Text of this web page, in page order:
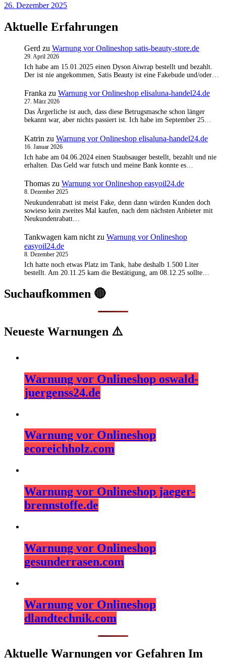
26. Dezember 2025
Aktuelle Erfahrungen
Gerd zu Warnung vor Onlineshop satis-beauty-store.de
29. April 2026
Ich habe am 15.01.2025 einen Dyson Aiwrap bestellt und bezahlt.
Der ist nie angekommen, Satis Beauty ist eine Fakebude und/oder…
Franka zu Warnung vor Onlineshop elisaluna-handel24.de
27. März 2026
Das Ärgerliche ist auch, dass diese Betrugsmasche schon länger
bekannt war, aber nichts passiert ist. Ich habe im September 25…
Katrin zu Warnung vor Onlineshop elisaluna-handel24.de
16. Januar 2026
Ich habe am 04.06.2024 einen Staubsauger bestellt, bezahlt und nie
erhalten. Das Geld war futsch und meine Bank konnte es…
Thomas zu Warnung vor Onlineshop easyoil24.de
8. Dezember 2025
Neukundenrabatt ist meist Fake, denn dann würden Kunden doch
sowieso kein zweites Mal kaufen, nach dem nächsten Anbieter mit
Neukundenrabatt…
Tankwagen kam nicht zu Warnung vor Onlineshop
easyoil24.de
8. Dezember 2025
Ich hatte noch etwas Platz im Tank, habe deshalb 1.500 Liter
bestellt. Am 20.11.25 kam die Bestätigung, am 08.12.25 sollte…
Suchaufkommen 🔴
Neueste Warnungen ⚠️
Warnung vor Onlineshop oswald-
juergenss24.de
Warnung vor Onlineshop
ecoreichholz.com
Warnung vor Onlineshop jaeger-
brennstoffe.de
Warnung vor Onlineshop
gesunderrasen.com
Warnung vor Onlineshop
dlandtechnik.com
Aktuelle Warnungen vor Gefahren Im